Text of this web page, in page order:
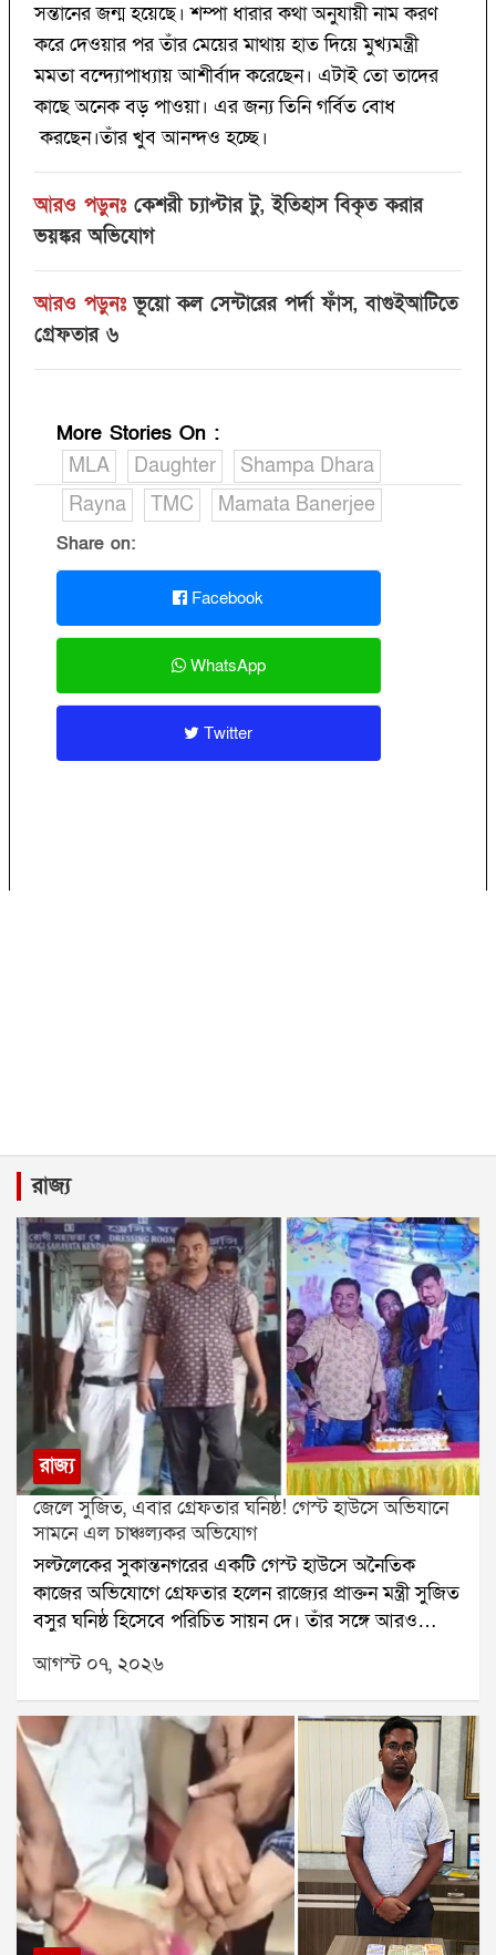
সন্তানের জন্ম হয়েছে। শম্পা ধারার কথা অনুযায়ী নাম করণ
করে দেওয়ার পর তাঁর মেয়ের মাথায় হাত দিয়ে মুখ্যমন্ত্রী
মমতা বন্দ্যোপাধ্যায় আশীর্বাদ করেছেন। এটাই তো তাদের
কাছে অনেক বড় পাওয়া। এর জন্য তিনি গর্বিত বোধ
করছেন।তাঁর খুব আনন্দও হচ্ছে।
আরও পড়ুনঃ কেশরী চ্যাপ্টার টু, ইতিহাস বিকৃত করার
ভয়ঙ্কর অভিযোগ
আরও পড়ুনঃ ভূয়ো কল সেন্টারের পর্দা ফাঁস, বাগুইআটিতে
গ্রেফতার ৬
More Stories On :
MLA
Daughter
Shampa Dhara
Rayna
TMC Mamata Banerjee
Share on:
Facebook
WhatsApp
Twitter
রাজ্য
রাজ্য
জেলে সুজিত, এবার গ্রেফতার ঘনিষ্ঠ! গেস্ট হাউসে অভিযানে
সামনে এল চাঞ্চল্যকর অভিযোগ
সল্টলেকের সুকান্তনগরের একটি গেস্ট হাউসে অনৈতিক
কাজের অভিযোগে গ্রেফতার হলেন রাজ্যের প্রাক্তন মন্ত্রী সুজিত
বসুর ঘনিষ্ঠ হিসেবে পরিচিত সায়ন দে। তাঁর সঙ্গে আরও
একজনকে গ্রেফতার করেছে পুলিশ। অভিযোগ, ওই গেস্ট
হাউসে দীর্ঘদিন ধরে দেহ ব্যবসা এবং নাবালিকাদের দিয়ে
অনৈতিক কাজ করানো হচ্ছিল। যদিও সায়ন দে তাঁর বিরুদ্ধে
ওঠা সমস্ত অভিযোগ অস্বীকার করেছেন।স্থানীয় বাসিন্দাদের
দাবি, বহুদিন ধরেই ওই গেস্ট হাউসে অনৈতিক কার্যকলাপ
চলছিল। একাধিকবার থানায় অভিযোগ জানানো হলেও আগে
কোনও পদক্ষেপ করা হয়নি বলে অভিযোগ। সরকার
পরিবর্তনের পর বিধাননগর গোয়েন্দা শাখার পুলিশ অভিযান
চালিয়ে কয়েকজন মহিলা ও নাবালিকাকে উদ্ধার করে। পরে
তাঁদের বয়ান নেওয়া হয়। তদন্তের ভিত্তিতে সায়ন দে এবং
অনির্বাণ নামে আরও এক ব্যক্তিকে গ্রেফতার করে আদালতে
আগস্ট ০৭, ২০২৬